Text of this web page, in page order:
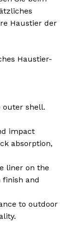
Haustier der
Haustier-
outer shell.
impact
absorption,
liner on the
finish and
to outdoor